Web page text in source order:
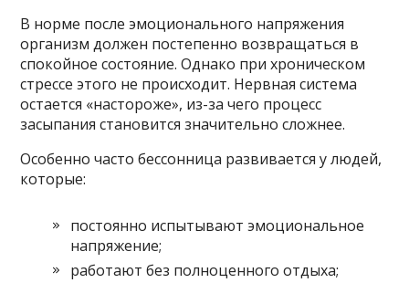
В норме после эмоционального напряжения
организм должен постепенно возвращаться в
спокойное состояние. Однако при хроническом
стрессе этого не происходит. Нервная система
остается «настороже», из-за чего процесс
засыпания становится значительно сложнее.
Особенно часто бессонница развивается у людей,
которые:
постоянно испытывают эмоциональное
напряжение;
работают без полноценного отдыха;